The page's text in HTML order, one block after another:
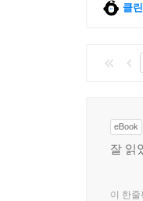
클
eBook
잘 읽
이 한